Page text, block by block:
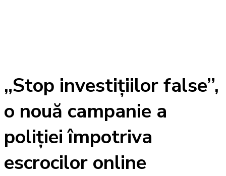
„Stop investițiilor false”,
o nouă campanie a
poliției împotriva
escrocilor online